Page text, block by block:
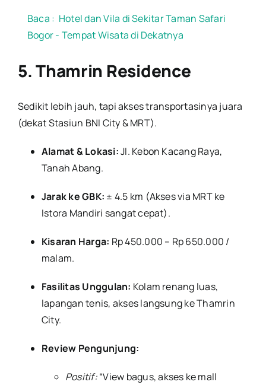
Baca : Hotel dan Vila di Sekitar Taman Safari
Bogor - Tempat Wisata di Dekatnya
5. Thamrin Residence
Sedikit lebih jauh, tapi akses transportasinya juara
(dekat Stasiun BNI City & MRT).
Alamat & Lokasi:Jl. Kebon Kacang Raya,
Tanah Abang.
Jarak ke GBK: ± 4.5 km (Akses via MRT ke
Istora Mandiri sangat cepat).
Kisaran Harga: Rp 450.000 – Rp 650.000 /
malam.
Fasilitas Unggulan: Kolam renang luas,
lapangan tenis, akses langsung ke Thamrin
City.
Review Pengunjung:
Positif:“View bagus, akses ke mall